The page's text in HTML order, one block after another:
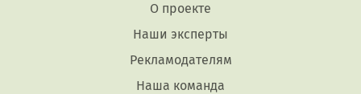
О проекте
Наши эксперты
Рекламодателям
Наша команда